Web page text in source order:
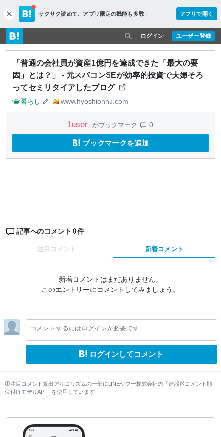
c
l
o
s
e
サクサク読めて、 アプリ限定の機能も多数！ アプリで開く
ユーザー登録
ログイン
「普通の会社員が資産1億円を達成できた「最大の要
因」とは？」 - 元スパコンSEが効率的投資で夫婦そろ
ってセミリタイアしたブログ
暮らし www.hyoshionnu.com
1user がブックマーク 0
ブックマークを追加
記事へのコメント 0件
注目コメント 新着コメント
新着コメントはまだありません。
このエントリーにコメントしてみましょう。
コメントするにはログインが必要です
ログインしてコメント
注目コメント算出アルゴリズムの一部にLINEヤフー株式会社の「建設的コメント順
位付けモデルAPI」を使用しています